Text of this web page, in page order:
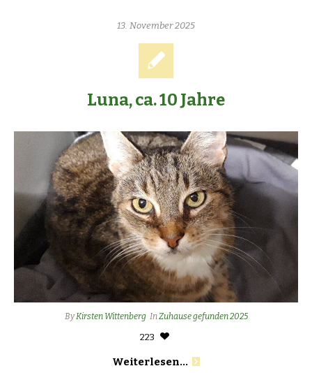
13. November 2025
Luna, ca. 10 Jahre
ByKirsten Wittenberg InZuhause gefunden 2025
223
Weiterlesen...